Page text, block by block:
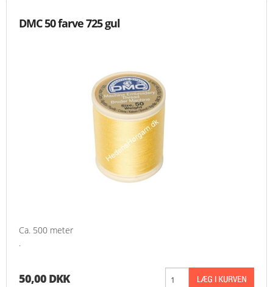
DMC 50 farve 725 gul
Ca. 500 meter
.
50,00 DKK